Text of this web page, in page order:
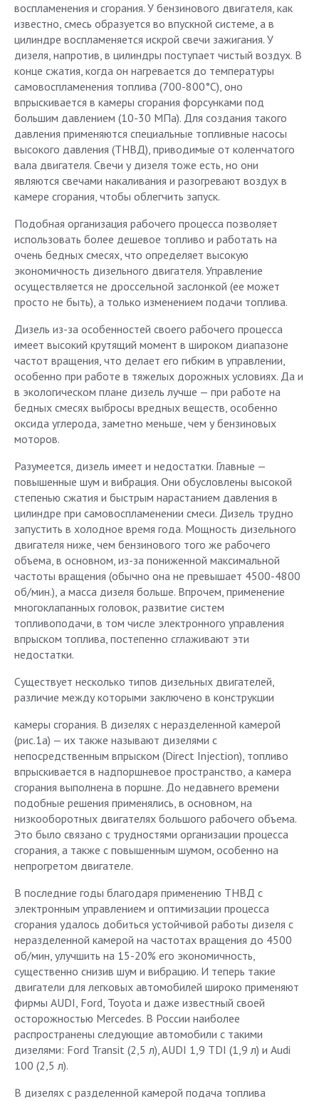
воспламенения и сгорания. У бензинового двигателя, как
известно, смесь образуется во впускной системе, а в
цилиндре воспламеняется искрой свечи зажигания. У
дизеля, напротив, в цилиндры поступает чистый воздух. В
конце сжатия, когда он нагревается до температуры
самовоспламенения топлива (700-800°С), оно
впрыскивается в камеры сгорания форсунками под
большим давлением (10-30 МПа). Для создания такого
давления применяются специальные топливные насосы
высокого давления (ТНВД), приводимые от коленчатого
вала двигателя. Свечи у дизеля тоже есть, но они
являются свечами накаливания и разогревают воздух в
камере сгорания, чтобы облегчить запуск.
Подобная организация рабочего процесса позволяет
использовать более дешевое топливо и работать на
очень бедных смесях, что определяет высокую
экономичность дизельного двигателя. Управление
осуществляется не дроссельной заслонкой (ее может
просто не быть), а только изменением подачи топлива.
Дизель из-за особенностей своего рабочего процесса
имеет высокий крутящий момент в широком диапазоне
частот вращения, что делает его гибким в управлении,
особенно при работе в тяжелых дорожных условиях. Да и
в экологическом плане дизель лучше — при работе на
бедных смесях выбросы вредных веществ, особенно
оксида углерода, заметно меньше, чем у бензиновых
моторов.
Разумеется, дизель имеет и недостатки. Главные —
повышенные шум и вибрация. Они обусловлены высокой
степенью сжатия и быстрым нарастанием давления в
цилиндре при самовоспламенении смеси. Дизель трудно
запустить в холодное время года. Мощность дизельного
двигателя ниже, чем бензинового того же рабочего
объема, в основном, из-за пониженной максимальной
частоты вращения (обычно она не превышает 4500-4800
об/мин.), а масса дизеля больше. Впрочем, применение
многоклапанных головок, развитие систем
топливоподачи, в том числе электронного управления
впрыском топлива, постепенно сглаживают эти
недостатки.
Существует несколько типов дизельных двигателей,
различие между которыми заключено в конструкции
камеры сгорания. В дизелях с неразделенной камерой
(рис.1а) — их также называют дизелями с
непосредственным впрыском (Direct Injection), топливо
впрыскивается в надпоршневое пространство, а камера
сгорания выполнена в поршне. До недавнего времени
подобные решения применялись, в основном, на
низкооборотных двигателях большого рабочего объема.
Это было связано с трудностями организации процесса
сгорания, а также с повышенным шумом, особенно на
непрогретом двигателе.
В последние годы благодаря применению ТНВД с
электронным управлением и оптимизации процесса
сгорания удалось добиться устойчивой работы дизеля с
неразделенной камерой на частотах вращения до 4500
об/мин, улучшить на 15-20% его экономичность,
существенно снизив шум и вибрацию. И теперь такие
двигатели для легковых автомобилей широко применяют
фирмы AUDI, Ford, Toyota и даже известный своей
осторожностью Mercedes. В России наиболее
распространены следующие автомобили с такими
дизелями: Ford Transit (2,5 л), AUDI 1,9 TDI (1,9 л) и Audi
100 (2,5 л).
В дизелях с разделенной камерой подача топлива